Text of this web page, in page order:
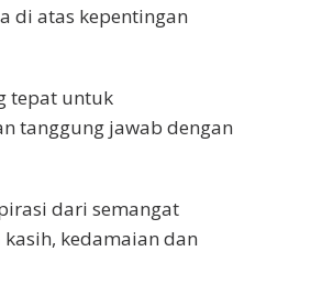
di atas kepentingan
tepat untuk
tanggung jawab dengan
dari semangat
kedamaian dan